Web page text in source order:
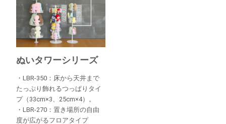
ぬいタワーシリーズ
・LBR-350：床から天井まで
たっぷり飾れるつっぱりタイ
プ（33cm×3、25cm×4）。
・LBR-270：置き場所の自由
度が広がるフロアタイプ